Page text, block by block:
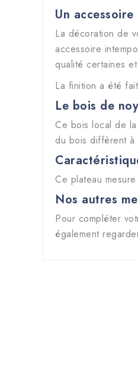
Un
La décoration de
accessoire
qualité certaines
La finition a été
Le bois de
Ce bois local de
du bois diffèrent à
Ce plateau
Nos autres
Pour compléter
également